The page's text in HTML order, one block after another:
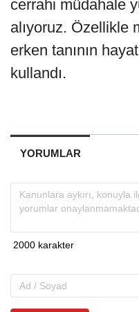
cerrahi müdahale
alıyoruz. Özellikle
erken tanının
kullandı.
YORUMLAR